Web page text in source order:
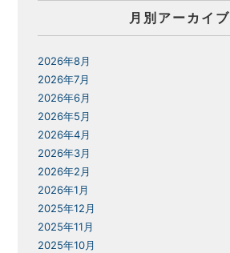
月別アーカイブ
2026年8月
2026年7月
2026年6月
2026年5月
2026年4月
2026年3月
2026年2月
2026年1月
2025年12月
2025年11月
2025年10月